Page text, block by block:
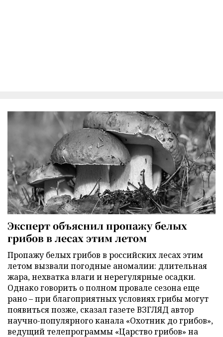
Эксперт объяснил пропажу белых
грибов в лесах этим летом
Пропажу белых грибов в российских лесах этим
летом вызвали погодные аномалии: длительная
жара, нехватка влаги и нерегулярные осадки.
Однако говорить о полном провале сезона еще
рано – при благоприятных условиях грибы могут
появиться позже, сказал газете ВЗГЛЯД автор
научно-популярного канала «Охотник до грибов»,
ведущий телепрограммы «Царство грибов» на